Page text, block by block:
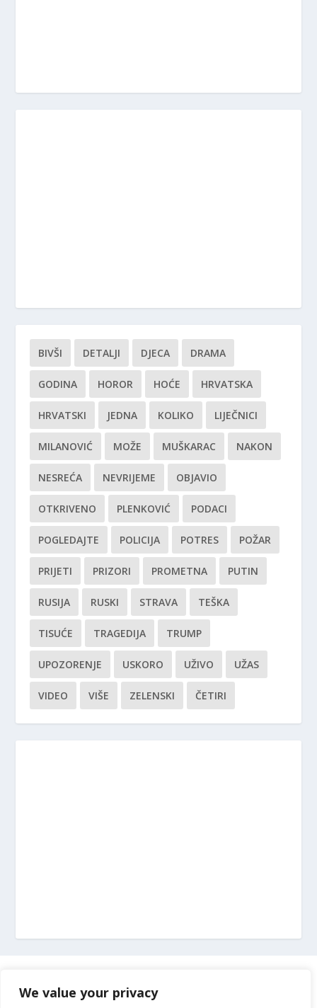
We value your privacy
BIVŠI DETALJI DJECA DRAMA
GODINA HOROR HOĆE HRVATSKA
HRVATSKI JEDNA KOLIKO LIJEČNICI
MILANOVIĆ MOŽE MUŠKARAC NAKON
NESREĆA NEVRIJEME OBJAVIO
OTKRIVENO PLENKOVIĆ PODACI
POGLEDAJTE POLICIJA POTRES POŽAR
PRIJETI PRIZORI PROMETNA PUTIN
RUSIJA RUSKI STRAVA TEŠKA
TISUĆE TRAGEDIJA TRUMP
UPOZORENJE USKORO UŽIVO UŽAS
VIDEO VIŠE ZELENSKI ČETIRI